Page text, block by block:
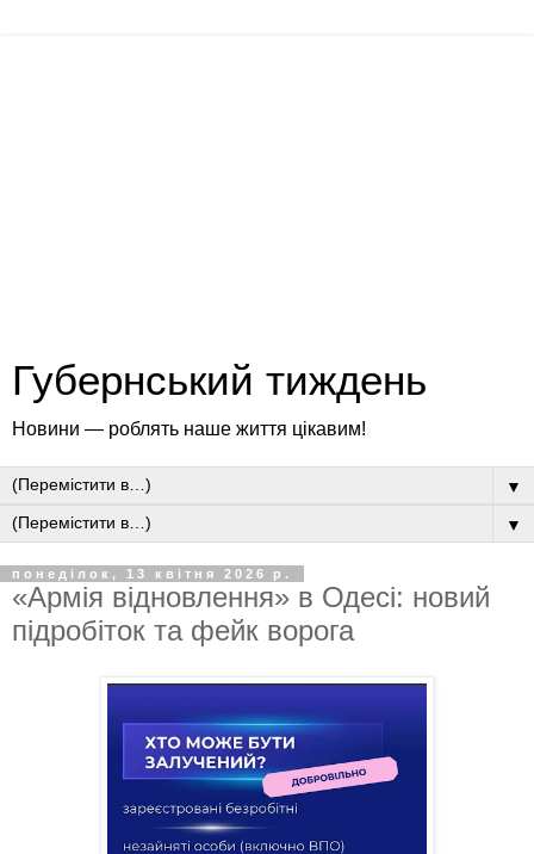
Губернський тиждень
Новини — роблять наше життя цікавим!
▼
▼
понеділок, 13 квітня 2026 р.
«Армія відновлення» в Одесі: новий
підробіток та фейк ворога